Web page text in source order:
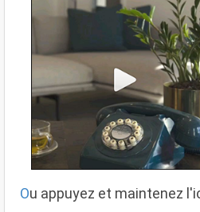
Ou appuyez et maintenez